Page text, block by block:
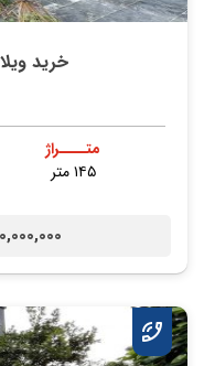
خرید
متــــراژ
۱۴۵ متر